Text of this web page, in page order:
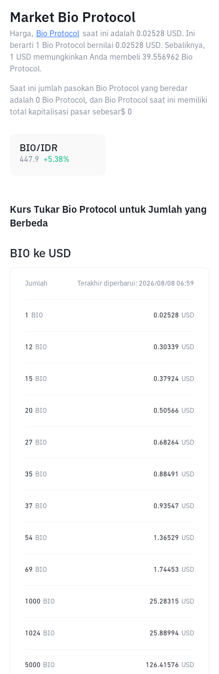
Market Bio Protocol
Harga, Bio Protocol saat ini adalah 0.02528 USD. Ini
berarti 1 Bio Protocol bernilai 0.02528 USD. Sebaliknya,
1 USD memungkinkan Anda membeli 39.556962 Bio
Protocol.
Saat ini jumlah pasokan Bio Protocol yang beredar
adalah 0 Bio Protocol, dan Bio Protocol saat ini memiliki
total kapitalisasi pasar sebesar$ 0
BIO/IDR
447.9 +5.38%
Kurs Tukar Bio Protocol untuk Jumlah yang
Berbeda
BIO ke USD
Jumlah Terakhir diperbarui: 2026/08/08 06:59
1 BIO 0.02528 USD
12 BIO 0.30339 USD
15 BIO 0.37924 USD
20 BIO 0.50566 USD
27 BIO 0.68264 USD
35 BIO 0.88491 USD
37 BIO 0.93547 USD
54 BIO 1.36529 USD
69 BIO 1.74453 USD
1000 BIO 25.28315 USD
1024 BIO 25.88994 USD
5000 BIO 126.41576 USD